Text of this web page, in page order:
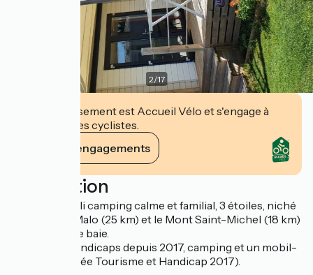
2/17
Cet établissement est Accueil Vélo et s'engage à
accueillir des cyclistes.
Voir ses engagements
Description
Sur un très joli camping calme et familial, 3 étoiles, niché
entre Saint-Malo (25 km) et le Mont Saint-Michel (18 km)
en bordure de baie.
Labellisé 4 handicaps depuis 2017, camping et un mobil-
home (Trophée Tourisme et Handicap 2017).